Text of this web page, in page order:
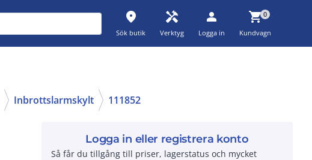
place
Sök butik
handyman
Verktyg
person
Logga in
shopping_cart0
Kundvagn
Inbrottslarmskylt 111852
Logga in eller registrera konto
Så får du tillgång till priser, lagerstatus och mycket